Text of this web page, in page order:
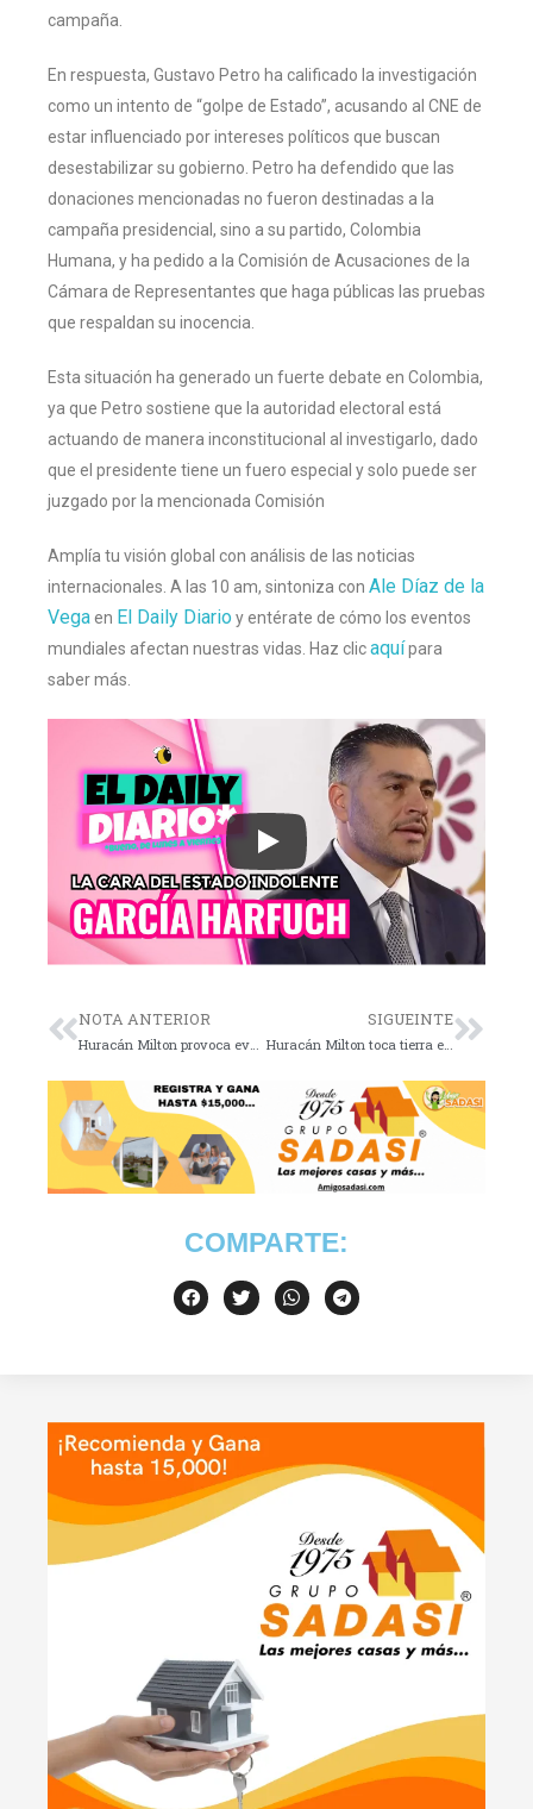
campaña.
En respuesta, Gustavo Petro ha calificado la investigación
como un intento de “golpe de Estado”, acusando al CNE de
estar influenciado por intereses políticos que buscan
desestabilizar su gobierno. Petro ha defendido que las
donaciones mencionadas no fueron destinadas a la
campaña presidencial, sino a su partido, Colombia
Humana, y ha pedido a la Comisión de Acusaciones de la
Cámara de Representantes que haga públicas las pruebas
que respaldan su inocencia.
Esta situación ha generado un fuerte debate en Colombia,
ya que Petro sostiene que la autoridad electoral está
actuando de manera inconstitucional al investigarlo, dado
que el presidente tiene un fuero especial y solo puede ser
juzgado por la mencionada Comisión
Amplía tu visión global con análisis de las noticias
internacionales. A las 10 am, sintoniza con Ale Díaz de la
Vegaen El Daily Diarioy entérate de cómo los eventos
mundiales afectan nuestras vidas. Haz clicaquípara
saber más.
NOTA ANTERIOR SIGUEINTE
Huracán Milton toca tierra en Florida
COMPARTE: